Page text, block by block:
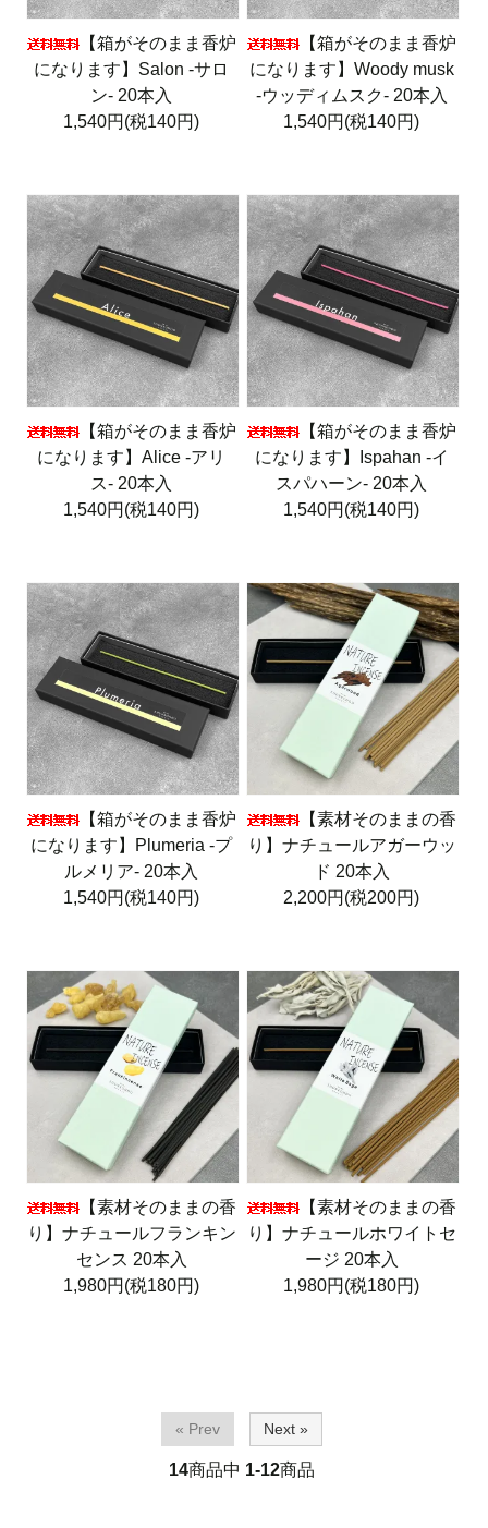
【箱がそのまま香炉
になります】Salon -サロ
ン- 20本入
1,540円(税140円)
【箱がそのまま香炉
になります】Woody musk
-ウッディムスク- 20本入
1,540円(税140円)
【箱がそのまま香炉
になります】Alice -アリ
ス- 20本入
1,540円(税140円)
【箱がそのまま香炉
になります】Ispahan -イ
スパハーン- 20本入
1,540円(税140円)
【箱がそのまま香炉
になります】Plumeria -プ
ルメリア- 20本入
1,540円(税140円)
【素材そのままの香
り】ナチュールアガーウッ
ド 20本入
2,200円(税200円)
【素材そのままの香
り】ナチュールフランキン
センス 20本入
1,980円(税180円)
【素材そのままの香
り】ナチュールホワイトセ
ージ 20本入
1,980円(税180円)
« Prev Next »
14商品中 1-12商品